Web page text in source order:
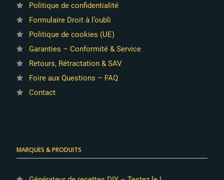
Politique de confidentialité
Formulaire Droit à l’oubli
Politique de cookies (UE)
Garanties – Conformité & Service
Retours, Rétractation & SAV
Foire aux Questions – FAQ
Contact
MARQUES & PRODUITS